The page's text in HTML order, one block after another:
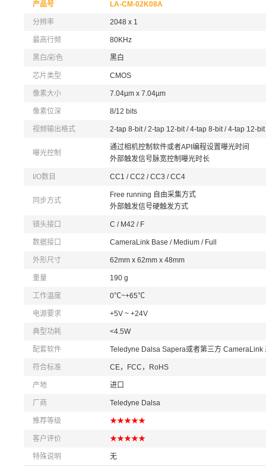
产品号 LA-CM-02K08A
分辨率 2048 x 1
最高行频 80KHz
黑白/彩色 黑白
芯片类型 CMOS
像素大小 7.04µm x 7.04µm
像素位深 8/12 bits
视频输出格式 2-tap 8-bit / 2-tap 12-bit / 4-tap 8-bit / 4-tap 12-
曝光控制
通过相机控制软件或者API编程设置曝光时间
外部触发信号脉宽控制曝光时长
I/O数目 CC1 / CC2 / CC3 / CC4
同步方式
Free running 自由采集方式
外部触发信号硬触发方式
镜头接口 C / M42 / F
数据接口 CameraLink Base / Medium / Full
外形尺寸 62mm x 62mm x 48mm
重量 190 g
工作温度 0℃~+65℃
电源要求 +5V ~ +24V
典型功耗 <4.5W
配套软件 Teledyne Dalsa Sapera或者第三方 CameraLink
符合标准 CE，FCC，RoHS
产地 进口
厂商 Teledyne Dalsa
推荐等级 ★★★★★
客户评价 ★★★★★
特殊说明 无